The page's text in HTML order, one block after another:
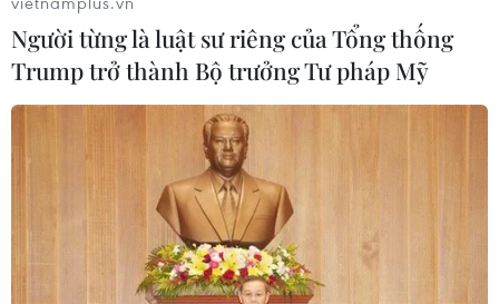
Người từng là luật sư riêng của Tổng thống
Trump trở thành Bộ trưởng Tư pháp Mỹ